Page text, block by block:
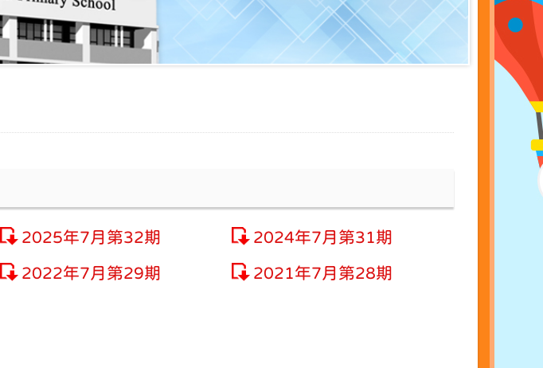
2025年7月第32期 2024年7月第31期
2022年7月第29期 2021年7月第28期